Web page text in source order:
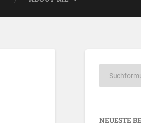
NEUESTE